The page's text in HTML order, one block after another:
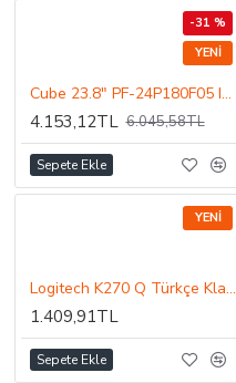
YENI
-31 %
Cube 23.8" PF-24P180F05 IPS 0.5MS 180HZ DP FHD Adaptive Sync Gaming Monitör
4.153,12TL 6.045,58TL
Sepete Ekle
YENI
Logitech K270 Q Türkçe Klavye Kablosuz Siyah 920-003761
1.409,91TL
Sepete Ekle